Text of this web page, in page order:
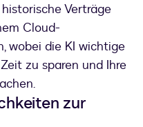
Verträge
Cloud-
wobei die KI wichtige
zu sparen und Ihre
zur